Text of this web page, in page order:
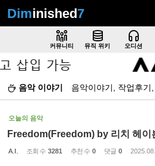
Diminished7
커뮤니티 뮤직 위키 오디션
음악 이야기 음악이야기, 작업후기
오늘의 음악
Freedom(Freedom) by 리치 헤
A.I. 조회 수 3281 추천 수 0 댓글 0
Sketchbook5, 스
Sketchbook5, 스